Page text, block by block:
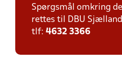
Spørgsmål omkring
rettes til DBU
tlf: 4632 3366